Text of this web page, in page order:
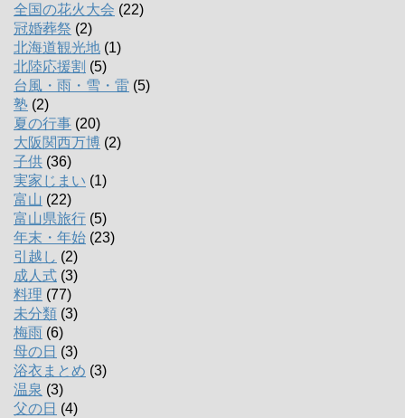
全国の花火大会 (22)
冠婚葬祭 (2)
北海道観光地 (1)
北陸応援割 (5)
台風・雨・雪・雷 (5)
塾 (2)
夏の行事 (20)
大阪関西万博 (2)
子供 (36)
実家じまい (1)
富山 (22)
富山県旅行 (5)
年末・年始 (23)
引越し (2)
成人式 (3)
料理 (77)
未分類 (3)
梅雨 (6)
母の日 (3)
浴衣まとめ (3)
温泉 (3)
父の日 (4)